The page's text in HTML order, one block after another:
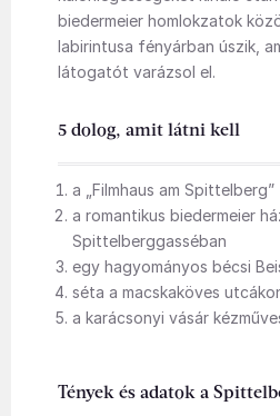
biedermeier homlokzatok
labirintusa fényárban úszik,
látogatót varázsol el.
5 dolog, amit látni kell
a „Filmhaus am Spittelberg”
a romantikus biedermeier
Spittelberggasséban
egy hagyományos bécsi
séta a macskaköves
a karácsonyi vásár
Tények és adatok a